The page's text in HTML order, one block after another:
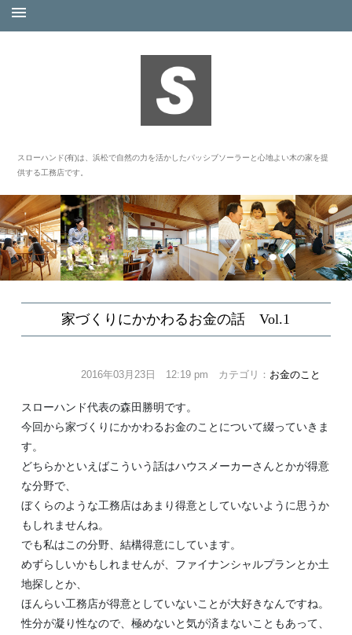
スローハンド(有)は、浜松で自然の力を活かしたパッシブソーラーと心地よい木の家を提
供する工務店です。
家づくりにかかわるお金の話 Vol.1
2016年03月23日 12:19 pm カテゴリ： お金のこと
スローハンド代表の森田勝明です。
今回から家づくりにかかわるお金のことについて綴っていきま
す。
どちらかといえばこういう話はハウスメーカーさんとかが得意
な分野で、
ぼくらのような工務店はあまり得意としていないように思うか
もしれませんね。
でも私はこの分野、結構得意にしています。
めずらしいかもしれませんが、ファイナンシャルプランとか土
地探しとか、
ほんらい工務店が得意としていないことが大好きなんですね。
性分が凝り性なので、極めないと気が済まないこともあって、